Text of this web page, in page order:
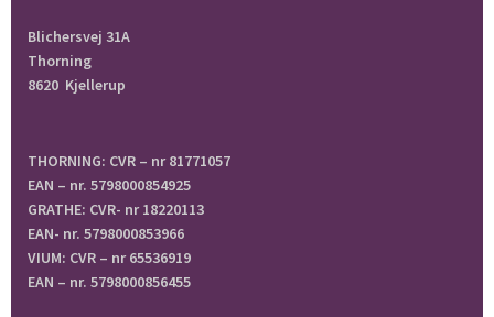
Blichersvej 31A
Thorning
8620 Kjellerup
THORNING: CVR – nr 81771057
EAN – nr. 5798000854925
GRATHE: CVR- nr 18220113
EAN- nr. 5798000853966
VIUM: CVR – nr 65536919
EAN – nr. 5798000856455